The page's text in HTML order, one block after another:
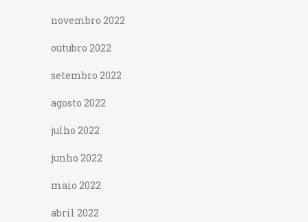
novembro 2022
outubro 2022
setembro 2022
agosto 2022
julho 2022
junho 2022
maio 2022
abril 2022